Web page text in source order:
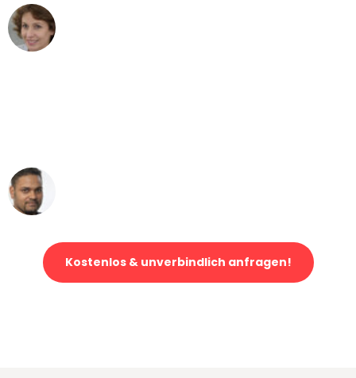
Kostenlos & unverbindlich anfragen!